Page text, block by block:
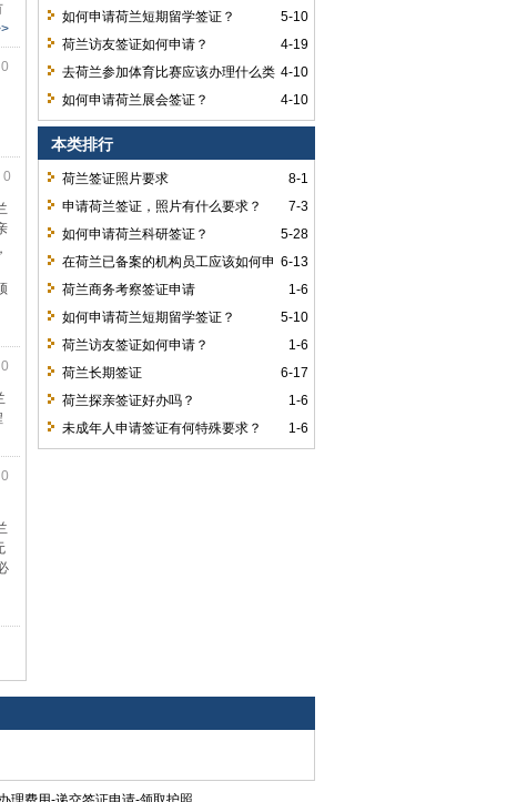
0
5-10
如何申请荷兰短期留学签证？
4-19
荷兰访友签证如何申请？
4-10
去荷兰参加体育比赛应该办理什么类
型签证？
4-10
如何申请荷兰展会签证？
本类排行
8-1
荷兰签证照片要求
7-3
申请荷兰签证，照片有什么要求？
5-28
如何申请荷兰科研签证？
6-13
在荷兰已备案的机构员工应该如何申
请荷兰签证？
1-6
荷兰商务考察签证申请
5-10
如何申请荷兰短期留学签证？
1-6
荷兰访友签证如何申请？
6-17
荷兰长期签证
1-6
荷兰探亲签证好办吗？
1-6
未成年人申请签证有何特殊要求？